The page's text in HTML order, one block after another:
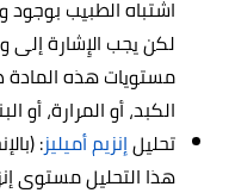
اشتباه الطبيب
لكن يجب الإِشارة
مستويات هذه المادة
الكبد، أو المرارة، أو
تحليلإنزيم أميليز
هذا التحليل مستوى